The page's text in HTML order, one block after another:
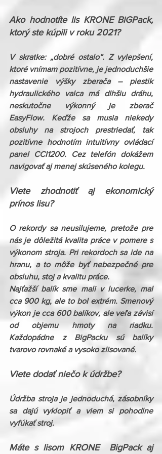
Ako hodnotíte lis KRONE BiGPack,
ktorý ste kúpili v roku 2021?
V skratke: „dobré ostalo“. Z vylepšení,
ktoré vnímam pozitívne, je jednoduchšie
nastavenie výšky zberača – piestik
hydraulického valca má dlhšiu dráhu,
neskutočne výkonný je zberač
EasyFlow. Keďže sa musia niekedy
obsluhy na strojoch prestriedať, tak
pozitívne hodnotím intuitívny ovládací
panel CCI1200. Cez telefón dokážem
navigovať aj menej skúseného kolegu.
Viete zhodnotiť aj ekonomický
prínos lisu?
O rekordy sa neusilujeme, pretože pre
nás je dôležitá kvalita práce v pomere s
výkonom stroja. Pri rekordoch sa ide na
hranu, a to môže byť nebezpečné pre
obsluhu, stoj a kvalitu práce.
Najťažší balík sme mali v lucerke, mal
cca 900 kg, ale to bol extrém. Smenový
výkon je cca 600 balíkov, ale veľa závisí
od objemu hmoty na riadku.
Každopádne z BigPacku sú balíky
tvarovo rovnaké a vysoko zlisované.
Viete dodať niečo k údržbe?
Údržba stroja je jednoduchá, zásobníky
sa dajú vyklopiť a viem si pohodlne
vyfúkať stroj.
Máte s lisom KRONE  BigPack aj